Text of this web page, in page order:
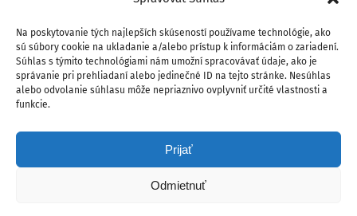
Na poskytovanie tých najlepších skúseností používame technológie, ako
sú súbory cookie na ukladanie a/alebo prístup k informáciám o zariadení.
Súhlas s týmito technológiami nám umožní spracovávať údaje, ako je
správanie pri prehliadaní alebo jedinečné ID na tejto stránke. Nesúhlas
alebo odvolanie súhlasu môže nepriaznivo ovplyvniť určité vlastnosti a
funkcie.
Prijať
Odmietnuť